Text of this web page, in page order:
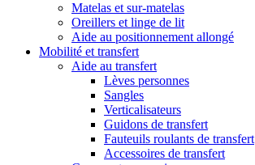
Matelas et sur-matelas
Oreillers et linge de lit
Aide au positionnement allongé
Mobilité et transfert
Aide au transfert
Lèves personnes
Sangles
Verticalisateurs
Guidons de transfert
Fauteuils roulants de transfert
Accessoires de transfert